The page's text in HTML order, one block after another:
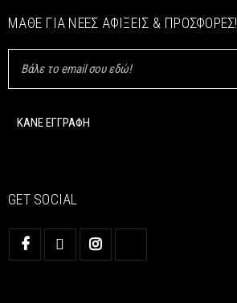
ΜΆΘΕ ΓΙΑ ΝΈΕΣ ΑΦΊΞΕΙΣ & ΠΡΟΣΦΟΡΈΣ!
GET SOCIAL